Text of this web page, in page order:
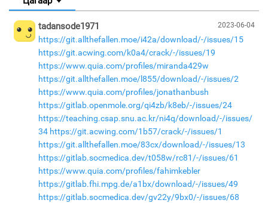
2023-06-04
tadansode1971
https://git.allthefallen.moe/i42a/download/-/issues/15
https://git.acwing.com/k0a4/crack/-/issues/19
https://www.quia.com/profiles/miranda429w
https://git.allthefallen.moe/l855/download/-/issues/2
https://www.quia.com/profiles/jonathanbush
https://gitlab.openmole.org/qi4zb/k8eb/-/issues/24
https://teaching.csap.snu.ac.kr/ni4q/download/-/issues/
34 https://git.acwing.com/1b57/crack/-/issues/1
https://git.allthefallen.moe/83cx/download/-/issues/13
https://gitlab.socmedica.dev/t058w/rc81/-/issues/61
https://www.quia.com/profiles/fahimkebler
https://gitlab.fhi.mpg.de/a1bx/download/-/issues/49
https://gitlab.socmedica.dev/gv22y/9bx0/-/issues/68